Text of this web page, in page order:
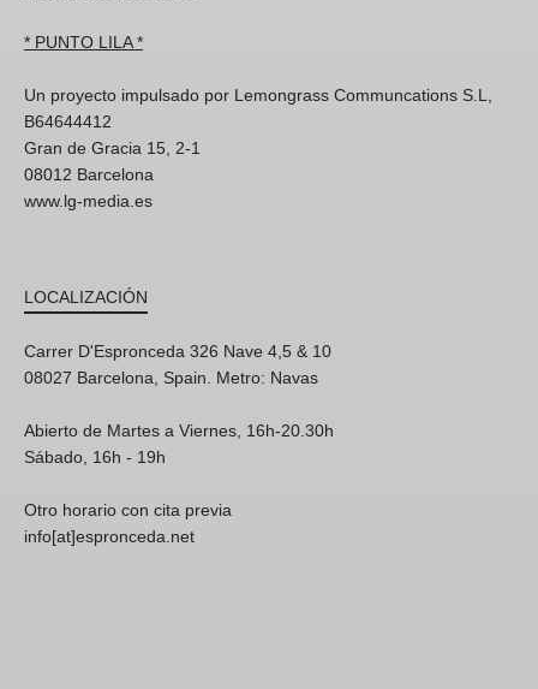
* PUNTO LILA *
Un proyecto impulsado por Lemongrass Communcations S.L,
B64644412
Gran de Gracia 15, 2-1
08012 Barcelona
www.lg-media.es
LOCALIZACIÓN
Carrer D'Espronceda 326 Nave 4,5 & 10
08027 Barcelona, Spain. Metro: Navas
Abierto de Martes a Viernes, 16h-20.30h
Sábado, 16h - 19h
Otro horario con cita previa
info[at]espronceda.net